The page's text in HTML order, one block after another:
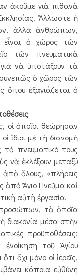
ἀκοῦμε γιὰ πιθανὰ
Ἄλλωστε ἡ
ἀλλὰ ἀνθρώπων,
ὁ χῶρος τῶν
τῶν πνευματικὰ
γιὰ νὰ ὑποτάξουν τὰ
συνεπῶς ὁ χῶρος τῶν
ὅπου ἐξαγιάζεται ὁ
οἱ ὁποῖοι θεώρησαν
ἴδιοι μὲ τὴ διανομὴ
πνευματικό τους
νὰ ἐκλέξουν μεταξύ
ὅλους, «πλήρεις
ἀπὸ Ἅγιο Πνεῦμα καὶ
αὐτὴ ἐργασία.
προσ­ώπων, τὰ ὁποῖα
διακονία μέσα στὴν
προϋποθέσεις:
τοῦ Ἁγίου
ὄχι μόνο οἱ ἱερεῖς,
κάποια εὐθύνη